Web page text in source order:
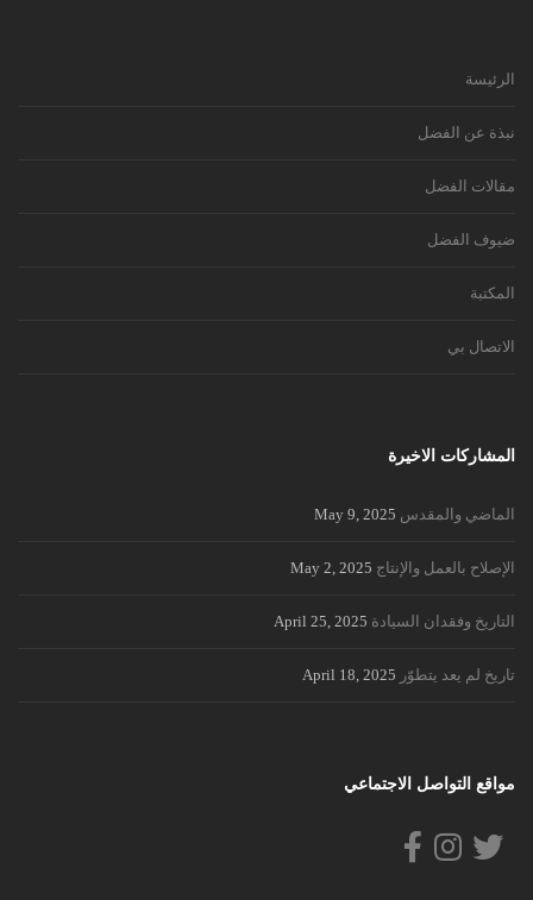
الرئيسة
نبذة عن الفضل
مقالات الفضل
ضيوف الفضل
المكتبة
الاتصال بي
المشاركات الاخيرة
الماضي والمقدس May 9, 2025
الإصلاح بالعمل والإنتاج May 2, 2025
التاريخ وفقدان السيادة April 25, 2025
تاريخ لم يعد يتطوّر April 18, 2025
مواقع التواصل الاجتماعي